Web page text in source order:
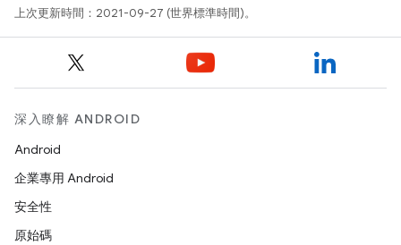
上次更新時間：2021-09-27 (世界標準時間)。
深入瞭解 ANDROID
Android
企業專用 Android
安全性
原始碼